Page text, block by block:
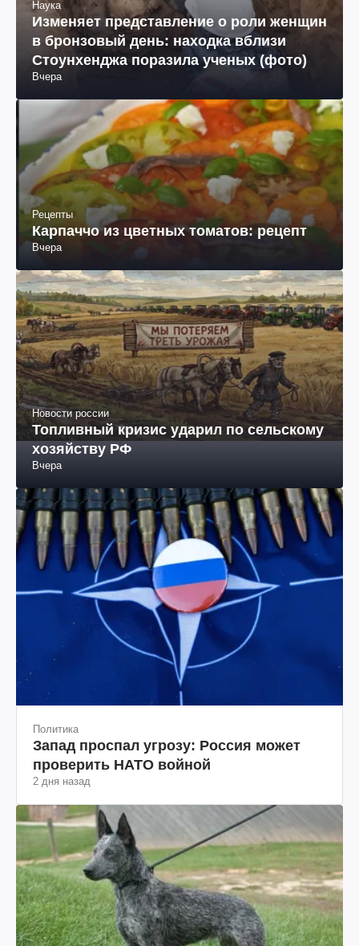
Наука
Изменяет представление о роли женщин
в бронзовый день: находка вблизи
Стоунхенджа поразила ученых (фото)
Рецепты
Карпаччо из цветных томатов: рецепт
Новости россии
Топливный кризис ударил по сельскому
хозяйству РФ
Политика
Запад проспал угрозу: Россия может
проверить НАТО войной